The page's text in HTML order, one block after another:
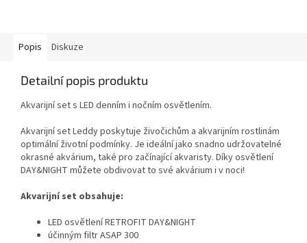
Popis Diskuze
Detailní popis produktu
Akvarijní set s LED denním i nočním osvětlením.
Akvarijní set Leddy poskytuje živočichům a akvarijním rostlinám
optimální životní podmínky. Je ideální jako snadno udržovatelné
okrasné akvárium, také pro začínající akvaristy. Díky osvětlení
DAY&NIGHT můžete obdivovat to své akvárium i v noci!
Akvarijní set obsahuje:
LED osvětlení RETROFIT DAY&NIGHT
účinným filtr ASAP 300